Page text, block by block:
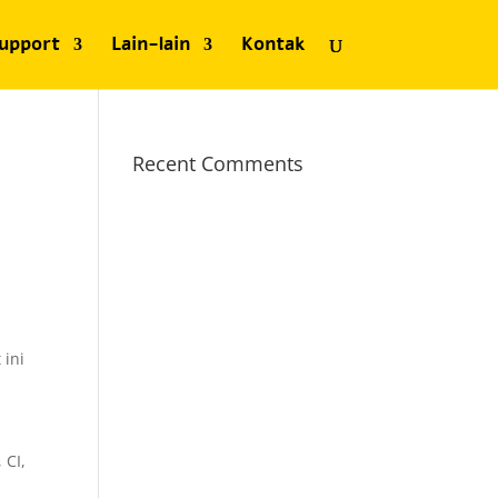
Lain-lain Kontak
ini
Recent Comments